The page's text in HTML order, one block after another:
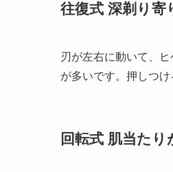
往復式 深剃り寄
刃が左右に動いて、
が多いです。押しつ
回転式 肌当た